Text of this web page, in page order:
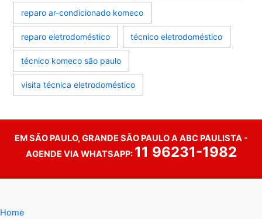
reparo ar-condicionado komeco
reparo eletrodoméstico técnico eletrodoméstico
técnico komeco são paulo
visita técnica eletrodoméstico
EM SÃO PAULO, GRANDE SÃO PAULO A ABC PAULISTA -
AGENDE VIA WHATSAPP: 11 96231-1982
Home